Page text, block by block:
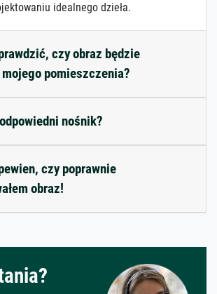
idealnego dzieła.
czy obraz będzie
pomieszczenia?
nośnik?
czy poprawnie
obraz!